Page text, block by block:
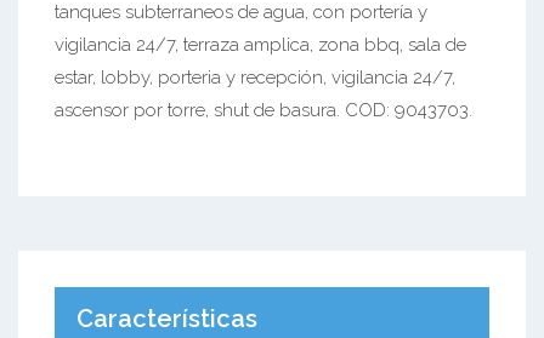
tanques subterraneos de agua, con portería y
vigilancia 24/7, terraza amplica, zona bbq, sala de
estar, lobby, porteria y recepción, vigilancia 24/7,
ascensor por torre, shut de basura. COD: 9043703.
Características